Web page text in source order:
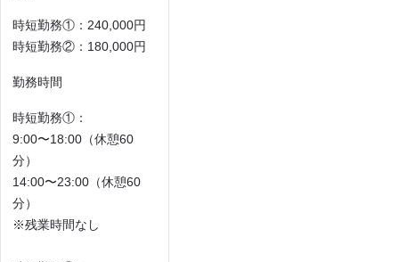
時短勤務①：240,000円
時短勤務②：180,000円
勤務時間
時短勤務①：
9:00〜18:00（休憩60
分）
14:00〜23:00（休憩60
分）
※残業時間なし